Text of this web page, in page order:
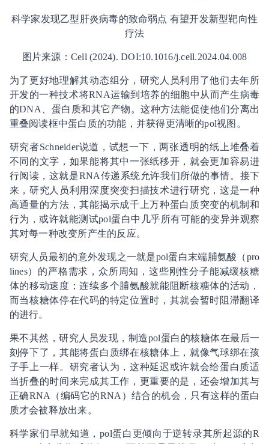
科学家发现乙型肝炎病毒的致命弱点 有望开发新型靶向性
疗法
图片来源：Cell (2024). DOI:10.1016/j.cell.2024.04.008
为了更好地理解其动态组分，研究人员利用了他们去年所
开发的一种技术将RNA运输到培养的细胞中从而产生病毒
的DNA、蛋白质和其它产物。这种方法能促使他们分离出
重叠阅读框中蛋白质的功能，并获得更清晰的pol视图。
研究者Schneider说道，试想一下，两张透明的纸上堆叠着
不同的文字，如果能将其中一张纸移开，就会更加容易进
行阅读，这就是RNA传递系统允许我们所做的事情。接下
来，研究人员利用深度突变扫描技术进行研究，这是一种
高通量的方法，其能揭示成千上万种蛋白质突变的机制和
行为，或许就能测试pol蛋白中几乎所有可能的变异并观察
其对每一种改变所产生的反应。
研究人员最初的意外发现之一就是pol蛋白末端脯氨酸（pro
lines）的严格需求，众所周知，这些刚性分子能减缓核糖
体的移动速度；连续多个脯氨酸就能阻断核糖体的活动，
而当核糖体停在代码的特定位置时，其就会暂时阻滞翻译
的进行。
果不其然，研究人员发现，制造pol蛋白的核糖体在最后一
刻停下了，其能将蛋白质绑在核糖体上，就像气球绑在孩
子手上一样。研究者认为，这种延迟或许就会给蛋白质适
当折叠的时间来完成其工作，更重要的是，还会增加其与
正确RNA（编码它的RNA）结合的机会，只有这样的蛋白
质才会被释放出来。
科学家们早就知道，pol蛋白更倾向于逆转录其所起源的R